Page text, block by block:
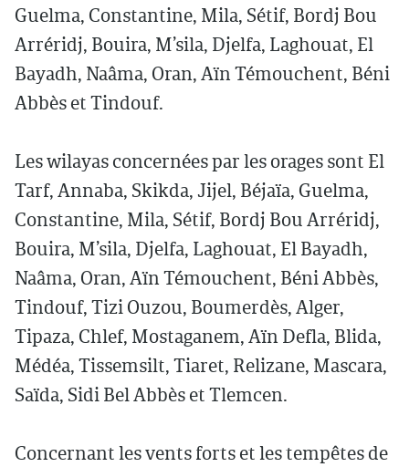
Guelma, Constantine, Mila, Sétif, Bordj Bou
Arréridj, Bouira, M’sila, Djelfa, Laghouat, El
Bayadh, Naâma, Oran, Aïn Témouchent, Béni
Abbès et Tindouf.
Les wilayas concernées par les orages sont El
Tarf, Annaba, Skikda, Jijel, Béjaïa, Guelma,
Constantine, Mila, Sétif, Bordj Bou Arréridj,
Bouira, M’sila, Djelfa, Laghouat, El Bayadh,
Naâma, Oran, Aïn Témouchent, Béni Abbès,
Tindouf, Tizi Ouzou, Boumerdès, Alger,
Tipaza, Chlef, Mostaganem, Aïn Defla, Blida,
Médéa, Tissemsilt, Tiaret, Relizane, Mascara,
Saïda, Sidi Bel Abbès et Tlemcen.
Concernant les vents forts et les tempêtes de